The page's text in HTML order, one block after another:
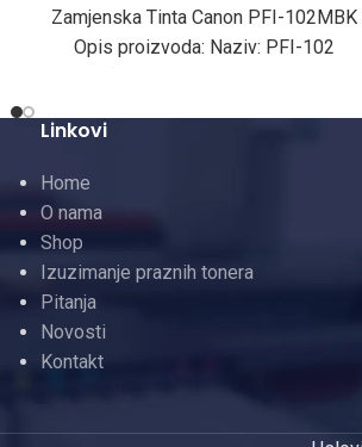
Zamjenska Tinta Canon PFI-102MBK
Opis proizvoda: Naziv: PFI-102
Linkovi
Home
O nama
Shop
Izuzimanje praznih tonera
Pitanja
Novosti
Kontakt